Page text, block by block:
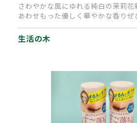
さわやかな風にゆれる純白の茉莉花
あわせもった優しく華やかな香り
生活の木